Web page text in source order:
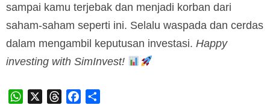
sampai kamu terjebak dan menjadi korban dari
saham-saham seperti ini. Selalu waspada dan cerdas
dalam mengambil keputusan investasi. Happy
investing with SimInvest!
WhatsApp ThreadsFacebook